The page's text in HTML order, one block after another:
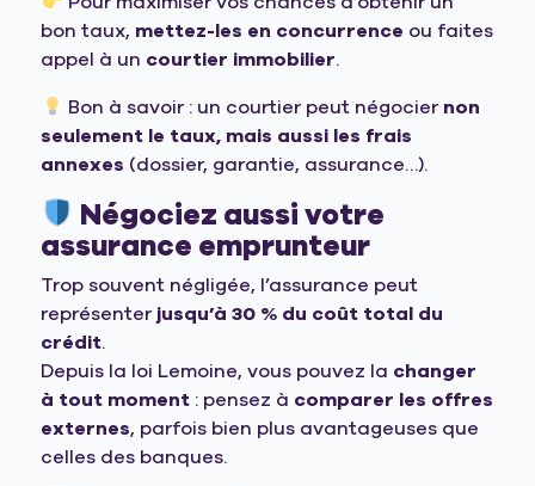
bon taux, mettez-les en concurrence ou faites
appel à un courtier immobilier.
Bon à savoir : un courtier peut négociernon
seulement le taux, mais aussi les frais
annexes (dossier, garantie, assurance…).
Négociez aussi votre
assurance emprunteur
Trop souvent négligée, l’assurance peut
représenterjusqu’à 30 % du coût total du
crédit.
Depuis la loi Lemoine, vous pouvez la changer
à tout moment : pensez à comparer les offres
externes, parfois bien plus avantageuses que
celles des banques.